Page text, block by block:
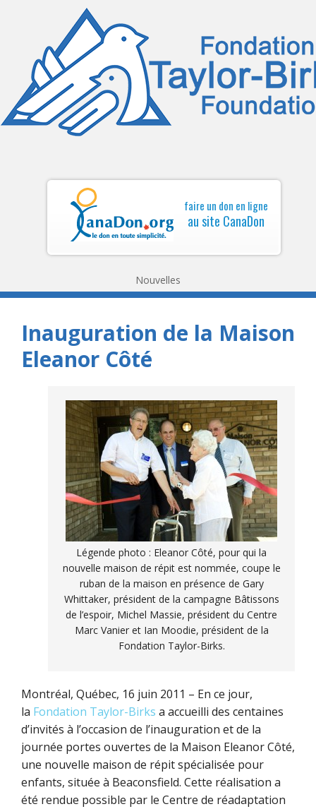
faire un don en ligne
au site CanaDon
Nouvelles
Inauguration de la Maison
Eleanor Côté
Légende photo : Eleanor Côté, pour qui la
nouvelle maison de répit est nommée, coupe le
ruban de la maison en présence de Gary
Whittaker, président de la campagne Bâtissons
de l’espoir, Michel Massie, président du Centre
Marc Vanier et Ian Moodie, président de la
Fondation Taylor-Birks.
Montréal, Québec, 16 juin 2011 – En ce jour,
la Fondation Taylor-Birks a accueilli des centaines
d’invités à l’occasion de l’inauguration et de la
journée portes ouvertes de la Maison Eleanor Côté,
une nouvelle maison de répit spécialisée pour
enfants, située à Beaconsfield. Cette réalisation a
été rendue possible par le Centre de réadaptation